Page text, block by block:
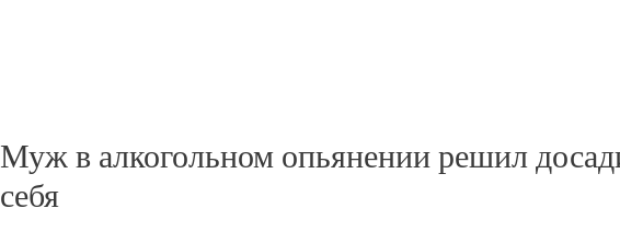
Муж в алкогольном опьянении решил
себя